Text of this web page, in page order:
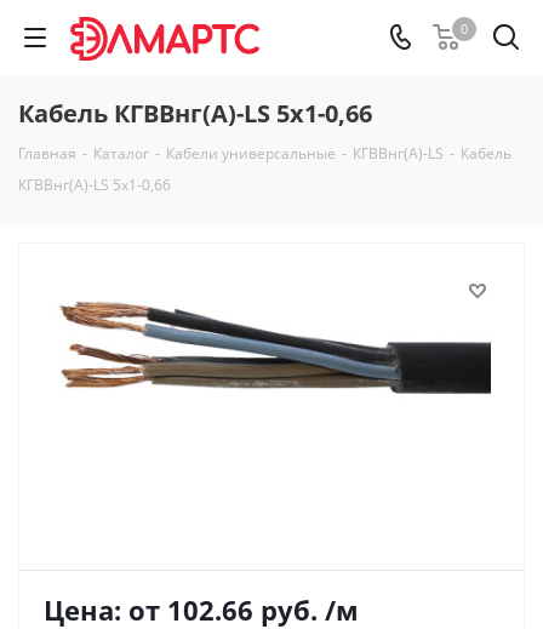
0
Кабель КГВВнг(А)-LS 5х1-0,66
Главная - Каталог - Кабели универсальные - КГВВнг(А)-LS - Кабель
КГВВнг(А)-LS 5х1-0,66
Цена: от 102.66 руб. /м